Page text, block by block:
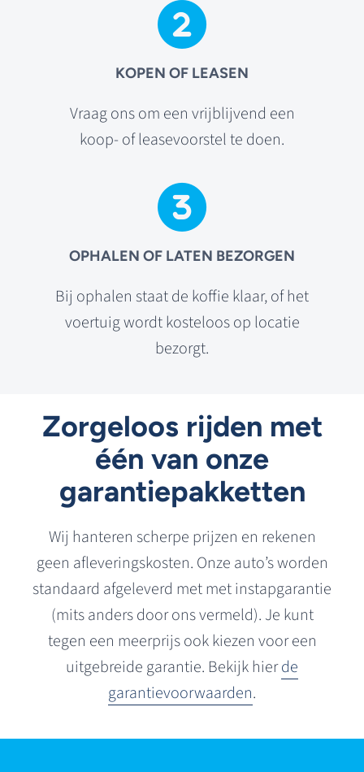
KOPEN OF LEASEN
Vraag ons om een vrijblijvend een
koop- of leasevoorstel te doen.
OPHALEN OF LATEN BEZORGEN
Bij ophalen staat de koffie klaar, of het
voertuig wordt kosteloos op locatie
bezorgt.
Zorgeloos rijden met
één van onze
garantiepakketten
Wij hanteren scherpe prijzen en rekenen
geen afleveringskosten. Onze auto’s worden
standaard afgeleverd met met instapgarantie
(mits anders door ons vermeld). Je kunt
tegen een meerprijs ook kiezen voor een
uitgebreide garantie. Bekijk hierde
garantievoorwaarden.